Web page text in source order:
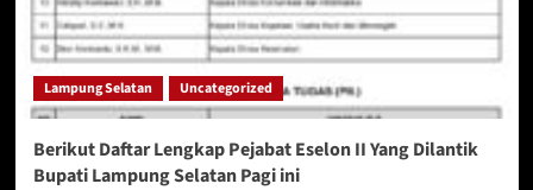
Lampung Selatan Uncategorized
Berikut Daftar Lengkap Pejabat Eselon II Yang Dilantik
Bupati Lampung Selatan Pagi ini